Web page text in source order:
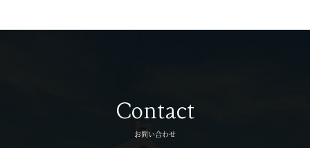
Contact
お問い合わせ